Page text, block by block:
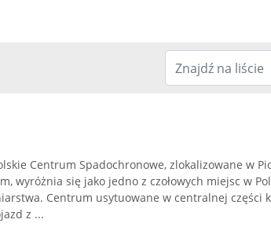
Centrum Spadochronowe, zlokalizowane w
wyróżnia się jako jedno z czołowych miejsc w
Centrum usytuowane w centralnej części
z ...